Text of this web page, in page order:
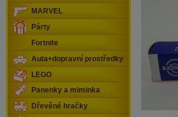
MARVEL
Párty
Fortnite
Auta+dopravní prostředky
LEGO
Panenky a miminka
Dřevěné hračky